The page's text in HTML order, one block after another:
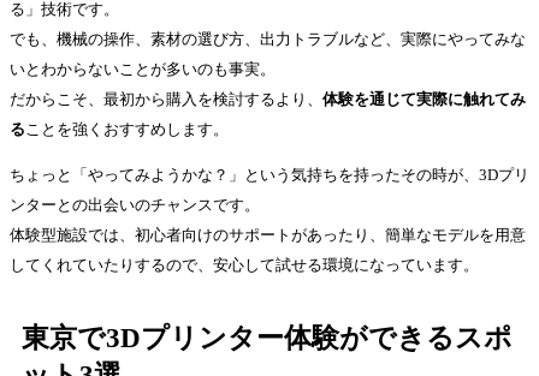
る」技術です。
でも、機械の操作、素材の選び方、出力トラブルなど、実際にやってみな
いとわからないことが多いのも事実。
だからこそ、最初から購入を検討するより、 体験を通じて実際に触れてみ
ることを強くおすすめします。
ちょっと「やってみようかな？」という気持ちを持ったその時が、3Dプリ
ンターとの出会いのチャンスです。
体験型施設では、初心者向けのサポートがあったり、簡単なモデルを用意
してくれていたりするので、安心して試せる環境になっています。
東京で3Dプリンター体験ができるスポ